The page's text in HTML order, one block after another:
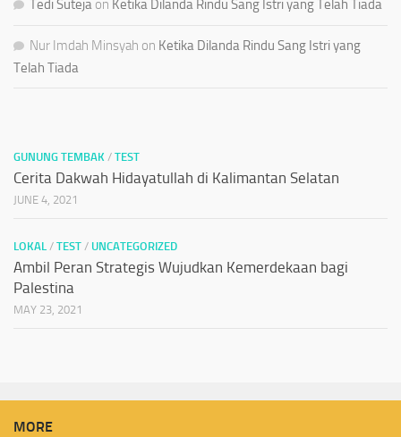
Tedi Suteja on Ketika Dilanda Rindu Sang Istri yang Telah Tiada
Nur Imdah Minsyah on Ketika Dilanda Rindu Sang Istri yang
Telah Tiada
GUNUNG TEMBAK / TEST
Cerita Dakwah Hidayatullah di Kalimantan Selatan
JUNE 4, 2021
LOKAL / TEST / UNCATEGORIZED
Ambil Peran Strategis Wujudkan Kemerdekaan bagi
Palestina
MAY 23, 2021
MORE